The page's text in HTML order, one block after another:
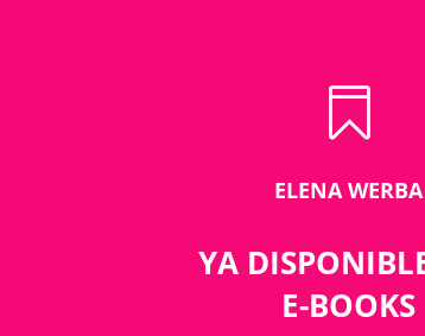

ELENA WERBA
YA
E-BOOKS